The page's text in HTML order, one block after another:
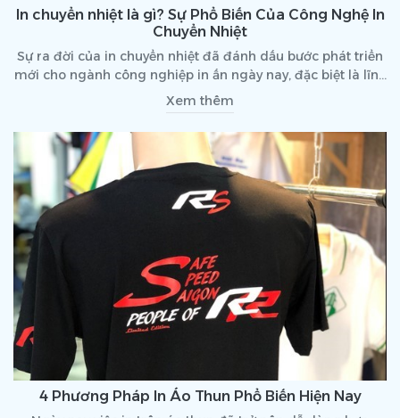
In chuyển nhiệt là gì? Sự Phổ Biến Của Công Nghệ In
Chuyển Nhiệt
Sự ra đời của in chuyển nhiệt đã đánh dấu bước phát triển
mới cho ngành công nghiệp in ấn ngày nay, đặc biệt là lĩnh
vực in áo thun đồng phục. Mang đến những sản phẩm độc
đáo và mới lạ trong ngành thời trang.
Xem thêm
4 Phương Pháp In Áo Thun Phổ Biến Hiện Nay